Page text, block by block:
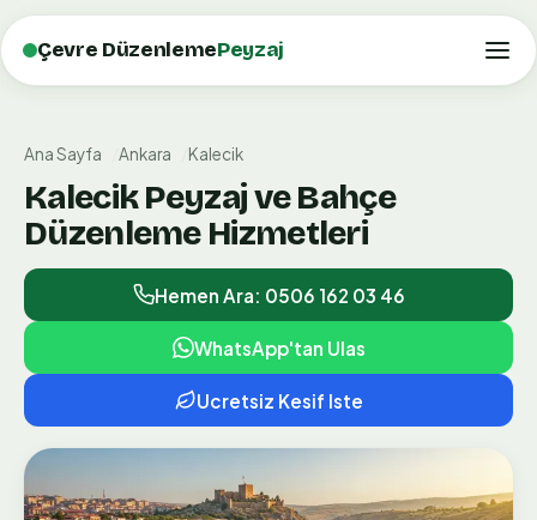
Çevre DüzenlemePeyzaj
Ana Sayfa Ankara Kalecik
Kalecik Peyzaj ve Bahçe
Düzenleme Hizmetleri
Hemen Ara: 0506 162 03 46
WhatsApp'tan Ulas
Ucretsiz Kesif Iste